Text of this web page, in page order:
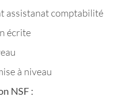
assistanat comptabilité
écrite
à niveau
NSF :